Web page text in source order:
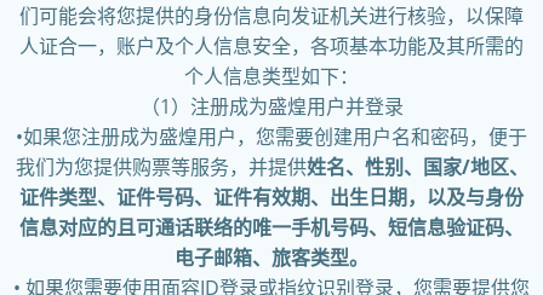
们可能会将您提供的身份信息向发证机关进行核验，以保障
人证合一，账户及个人信息安全，各项基本功能及其所需的
个人信息类型如下：
（1）注册成为盛煌用户并登录
•如果您注册成为盛煌用户，您需要创建用户名和密码，便于
我们为您提供购票等服务，并提供姓名、性别、国家/地区、
证件类型、证件号码、证件有效期、出生日期，以及与身份
信息对应的且可通话联络的唯一手机号码、短信息验证码、
电子邮箱、旅客类型。
• 如果您需要使用面容ID登录或指纹识别登录，您需要提供您